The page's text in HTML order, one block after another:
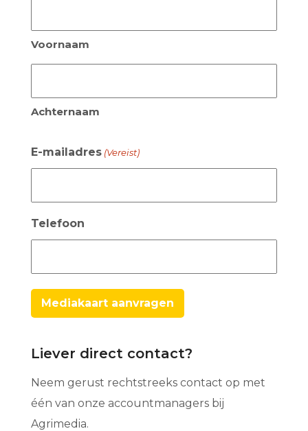
Voornaam
Achternaam
E-mailadres (Vereist)
Telefoon
Liever direct contact?
Neem gerust rechtstreeks contact op met
één van onze accountmanagers bij
Agrimedia.